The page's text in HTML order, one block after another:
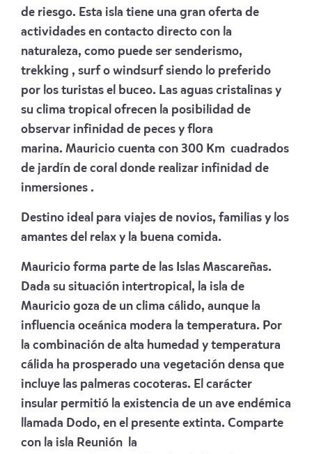
de riesgo. Esta isla tiene una gran oferta de
actividades en contacto directo con la
naturaleza, como puede ser senderismo,
trekking , surf o windsurf siendo lo preferido
por los turistas el buceo. Las aguas cristalinas y
su clima tropical ofrecen la posibilidad de
observar infinidad de peces y flora
marina. Mauricio cuenta con 300 Km cuadrados
de jardín de coral donde realizar infinidad de
inmersiones .
Destino ideal para viajes de novios, familias y los
amantes del relax y la buena comida.
Mauricio forma parte de las Islas Mascareñas.
Dada su situación intertropical, la isla de
Mauricio goza de un clima cálido, aunque la
influencia oceánica modera la temperatura. Por
la combinación de alta humedad y temperatura
cálida ha prosperado una vegetación densa que
incluye las palmeras cocoteras. El carácter
insular permitió la existencia de un ave endémica
llamada Dodo, en el presente extinta. Comparte
con la isla Reunión la